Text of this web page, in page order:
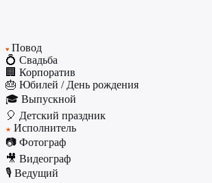
♥ Повод
💍 Свадьба
🏢 Корпоратив
🎂 Юбилей / День рождения
🎓 Выпускной
🎈 Детский праздник
★ Исполнитель
📷 Фотограф
🎥 Видеограф
🎙️ Ведущий